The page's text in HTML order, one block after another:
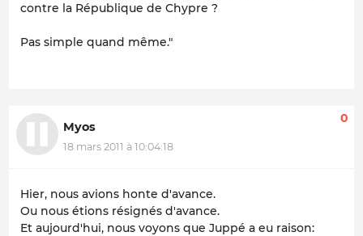
contre la République de Chypre ?
Pas simple quand même."
Myos
18 mars 2011 à 10:04:18
0
Hier, nous avions honte d'avance.
Ou nous étions résignés d'avance.
Et aujourd'hui, nous voyons que Juppé a eu raison: